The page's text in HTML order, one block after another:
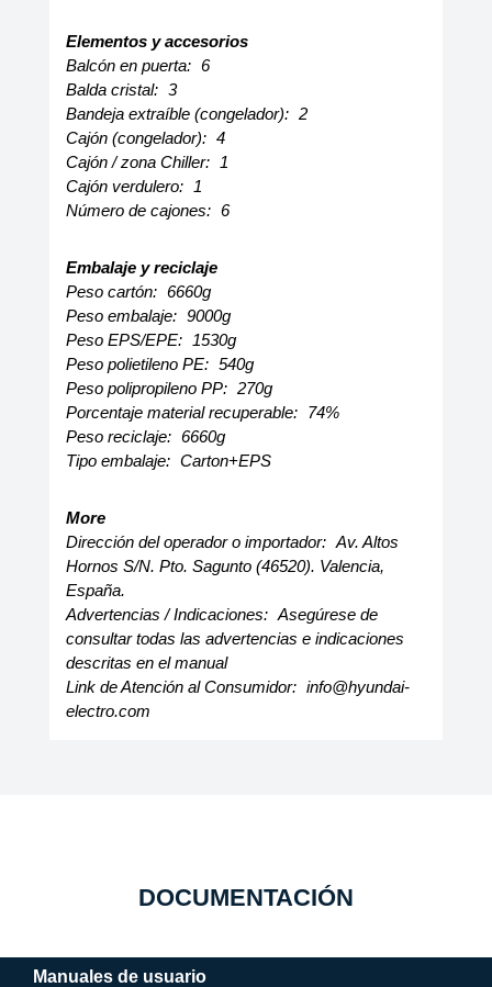
Elementos y accesorios
Balcón en puerta: 6
Balda cristal: 3
Bandeja extraíble (congelador): 2
Cajón (congelador): 4
Cajón / zona Chiller: 1
Cajón verdulero: 1
Número de cajones: 6
Embalaje y reciclaje
Peso cartón: 6660g
Peso embalaje: 9000g
Peso EPS/EPE: 1530g
Peso polietileno PE: 540g
Peso polipropileno PP: 270g
Porcentaje material recuperable: 74%
Peso reciclaje: 6660g
Tipo embalaje: Carton+EPS
More
Dirección del operador o importador: Av. Altos
Hornos S/N. Pto. Sagunto (46520). Valencia,
España.
Advertencias / Indicaciones: Asegúrese de
consultar todas las advertencias e indicaciones
descritas en el manual
Link de Atención al Consumidor: info@hyundai-
electro.com
DOCUMENTACIÓN
Manuales de usuario